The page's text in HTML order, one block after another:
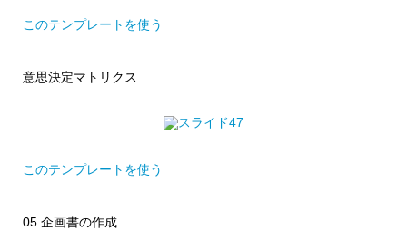
このテンプレートを使う
意思決定マトリクス
このテンプレートを使う
05.企画書の作成